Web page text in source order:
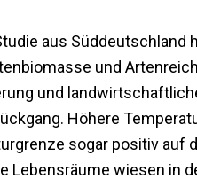
aus Süddeutschland
und
und
Höhere
sogar positiv auf
Lebensräume wiesen in